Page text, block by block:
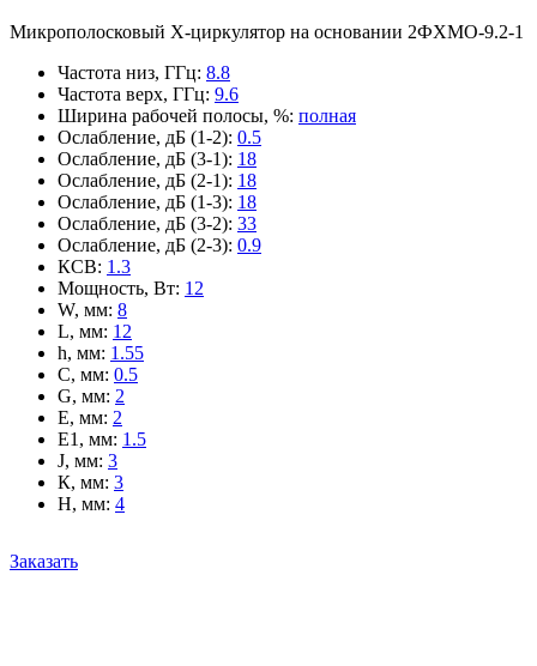
Микрополосковый X-циркулятор на основании 2ФХМО-9.2-1
Частота низ, ГГц: 8.8
Частота верх, ГГц: 9.6
Ширина рабочей полосы, %: полная
Ослабление, дБ (1-2): 0.5
Ослабление, дБ (3-1): 18
Ослабление, дБ (2-1): 18
Ослабление, дБ (1-3): 18
Ослабление, дБ (3-2): 33
Ослабление, дБ (2-3): 0.9
КСВ: 1.3
Мощность, Вт: 12
W, мм: 8
L, мм: 12
h, мм: 1.55
C, мм: 0.5
G, мм: 2
E, мм: 2
E1, мм: 1.5
J, мм: 3
К, мм: 3
H, мм: 4
Заказать